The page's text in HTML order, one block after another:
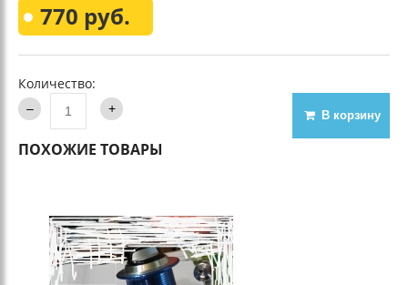
770 руб.
Количество:
В корзину
ПОХОЖИЕ ТОВАРЫ